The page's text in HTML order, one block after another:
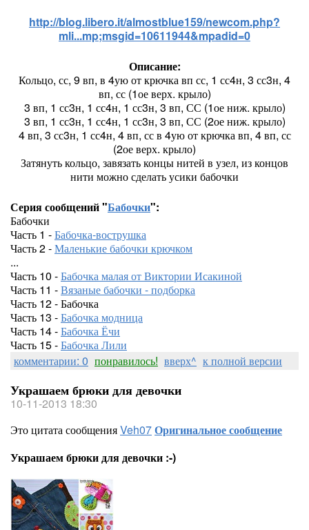
http://blog.libero.it/almostblue159/newcom.php?
mli...mp;msgid=10611944&mpadid=0
Описание:
Кольцо, сс, 9 вп, в 4ую от крючка вп сс, 1 сс4н, 3 сс3н, 4
вп, сс (1ое верх. крыло)
3 вп, 1 сс3н, 1 сс4н, 1 сс3н, 3 вп, СС (1ое ниж. крыло)
3 вп, 1 сс3н, 1 сс4н, 1 сс3н, 3 вп, СС (2ое ниж. крыло)
4 вп, 3 сс3н, 1 сс4н, 4 вп, сс в 4ую от крючка вп, 4 вп, сс
(2ое верх. крыло)
Затянуть кольцо, завязать концы нитей в узел, из концов
нити можно сделать усики бабочки
Серия сообщений "Бабочки":
Бабочки
Часть 1 -Бабочка-вострушка
Часть 2 -Маленькие бабочки крючком
...
Часть 10 -Бабочка малая от Виктории Исакиной
Часть 11 -Вязаные бабочки - подборка
Часть 12 - Бабочка
Часть 13 -Бабочка модница
Часть 14 -Бабочка Ёчи
Часть 15 -Бабочка Лили
комментарии: 0 понравилось! вверх^ к полной версии
Украшаем брюки для девочки
10-11-2013 18:30
Это цитата сообщенияVeh07Оригинальное сообщение
Украшаем брюки для девочки :-)